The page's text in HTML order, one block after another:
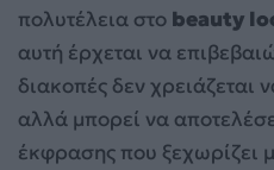
πολυτέλεια στο beauty
αυτή έρχεται να
διακοπές δεν χρειάζεται
αλλά μπορεί να
έκφρασης που ξεχωρίζει